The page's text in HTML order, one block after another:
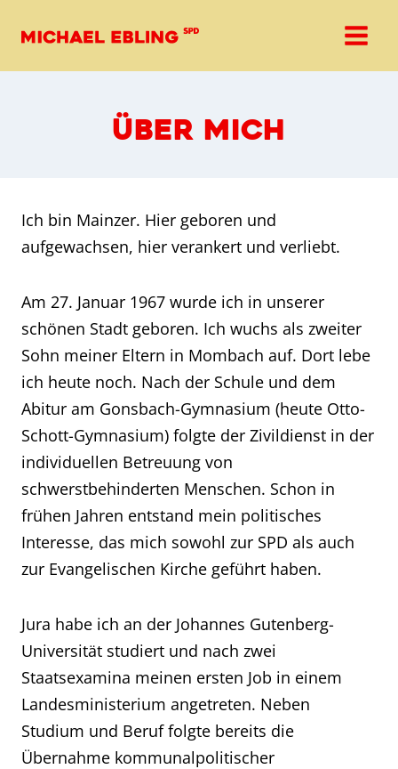
Inhalt
springen
ÜBER MICH
Ich bin Mainzer. Hier geboren und
aufgewachsen, hier verankert und verliebt.
Am 27. Januar 1967 wurde ich in unserer
schönen Stadt geboren. Ich wuchs als zweiter
Sohn meiner Eltern in Mombach auf. Dort lebe
ich heute noch. Nach der Schule und dem
Abitur am Gonsbach-Gymnasium (heute Otto-
Schott-Gymnasium) folgte der Zivildienst in der
individuellen Betreuung von
schwerstbehinderten Menschen. Schon in
frühen Jahren entstand mein politisches
Interesse, das mich sowohl zur SPD als auch
zur Evangelischen Kirche geführt haben.
Jura habe ich an der Johannes Gutenberg-
Universität studiert und nach zwei
Staatsexamina meinen ersten Job in einem
Landesministerium angetreten. Neben
Studium und Beruf folgte bereits die
Übernahme kommunalpolitischer